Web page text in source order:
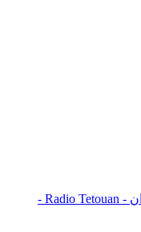
راديو تطوان - Radio Tetouan -